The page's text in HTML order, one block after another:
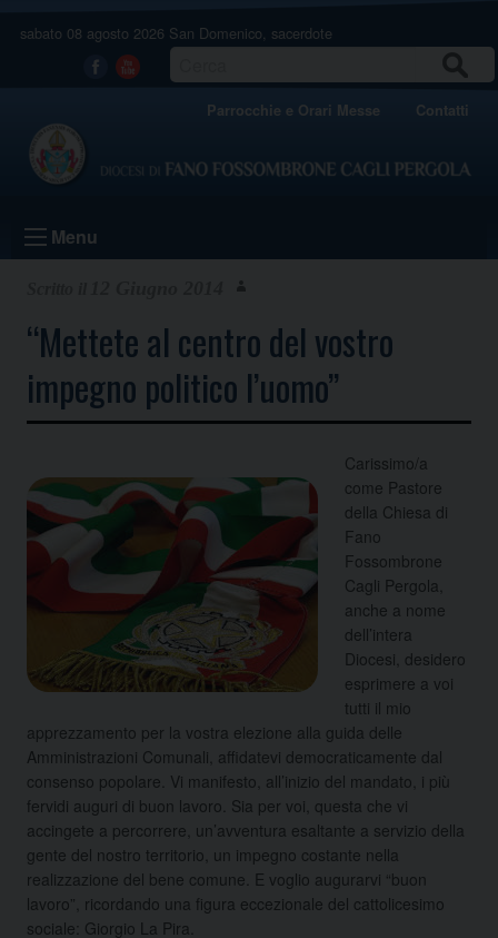
sabato 08 agosto 2026 San Domenico, sacerdote
Facebook
Youtube
Parrocchie e Orari Messe Contatti
Menu
“Mettete al centro del vostro
impegno politico l’uomo”
Carissimo/a
come Pastore
della Chiesa di
Fano
Fossombrone
Cagli Pergola,
anche a nome
dell’intera
Diocesi, desidero
esprimere a voi
tutti il mio
apprezzamento per la vostra elezione alla guida delle
Amministrazioni Comunali, affidatevi democraticamente dal
consenso popolare. Vi manifesto, all’inizio del mandato, i più
fervidi auguri di buon lavoro. Sia per voi, questa che vi
accingete a percorrere, un’avventura esaltante a servizio della
gente del nostro territorio, un impegno costante nella
realizzazione del bene comune. E voglio augurarvi “buon
lavoro”, ricordando una figura eccezionale del cattolicesimo
sociale: Giorgio La Pira.